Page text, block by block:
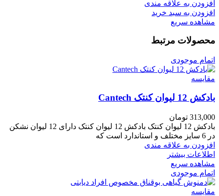
افزودن به علاقه مندی
افزودن به سبد خرید
مشاهده سریع
محصولات مرتبط
اتمام موجودی
مقایسه
بادکش 12 لیوان کنتک Cantech
313,000 تومان
بادکش 12 لیوان کنتک بادکش 12 لیوان کنتک دارای 12 لیوان نشکن
در 6 سایز مختلف و استاندارد است که
افزودن به علاقه مندی
اطلاعات بیشتر
مشاهده سریع
اتمام موجودی
مقایسه